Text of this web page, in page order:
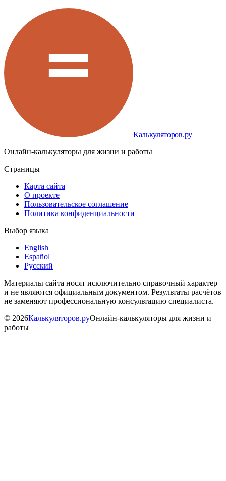
Калькуляторов.ру
Онлайн-калькуляторы для жизни и работы
Страницы
Карта сайта
О проекте
Пользовательское соглашение
Политика конфиденциальности
Выбор языка
English
Español
Русский
Материалы сайта носят исключительно справочный характер
и не являются официальным документом. Результаты расчётов
не заменяют профессиональную консультацию специалиста.
© 2026Калькуляторов.руОнлайн-калькуляторы для жизни и
работы